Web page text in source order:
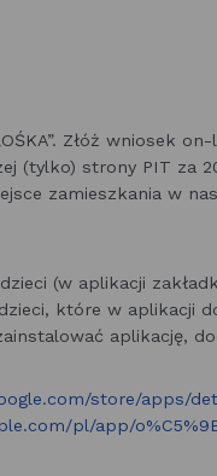
Złóż wniosek
(tylko) strony PIT za
zamieszkania w
(w aplikacji
które w aplikacji
aplikację,
store/apps/
pl/app/